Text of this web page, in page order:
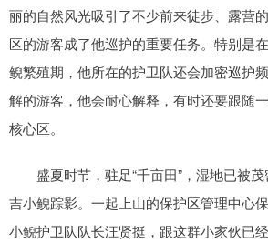
丽的自然风光吸引了不少前来徒步、露营
区的游客成了他巡护的重要任务。特别是
鲵繁殖期，他所在的护卫队还会加密巡护
解的游客，他会耐心解释，有时还要跟随
核心区。
盛夏时节，驻足“千亩田”，湿地已被茂
吉小鲵踪影。一起上山的保护区管理中心
小鲵护卫队队长汪贤挺，跟这群小家伙已